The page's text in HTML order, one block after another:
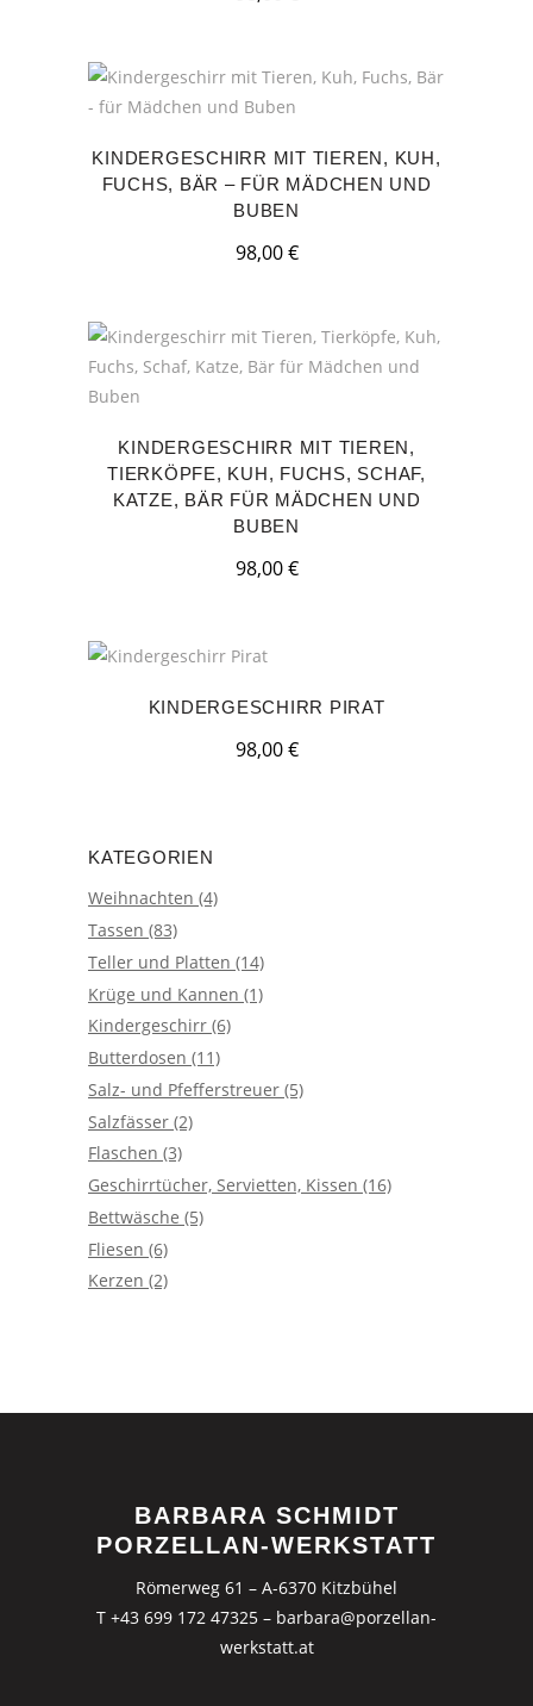
KINDERGESCHIRR MIT TIEREN, KUH,
FUCHS, BÄR – FÜR MÄDCHEN UND
BUBEN
98,00€
KINDERGESCHIRR MIT TIEREN,
TIERKÖPFE, KUH, FUCHS, SCHAF,
KATZE, BÄR FÜR MÄDCHEN UND
BUBEN
98,00€
KINDERGESCHIRR PIRAT
98,00€
KATEGORIEN
Weihnachten (4)
Tassen (83)
Teller und Platten (14)
Krüge und Kannen (1)
Kindergeschirr (6)
Butterdosen (11)
Salz- und Pfefferstreuer (5)
Salzfässer (2)
Flaschen (3)
Geschirrtücher, Servietten, Kissen (16)
Bettwäsche (5)
Fliesen (6)
Kerzen (2)
BARBARA SCHMIDT
PORZELLAN-WERKSTATT
Römerweg 61 – A-6370 Kitzbühel
T +43 699 172 47325 – barbara@porzellan-
werkstatt.at